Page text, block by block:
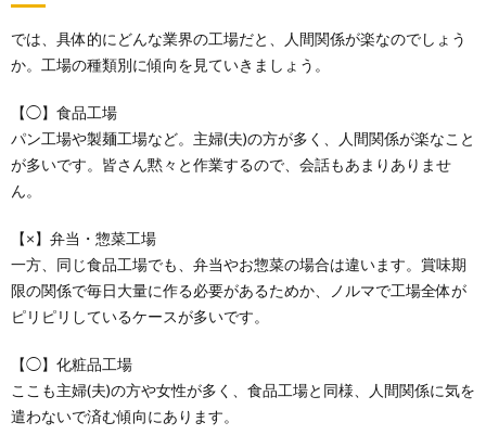
では、具体的にどんな業界の工場だと、人間関係が楽なのでしょう
か。工場の種類別に傾向を見ていきましょう。
【◯】食品工場
パン工場や製麺工場など。主婦(夫)の方が多く、人間関係が楽なこと
が多いです。皆さん黙々と作業するので、会話もあまりありませ
ん。
【×】弁当・惣菜工場
一方、同じ食品工場でも、弁当やお惣菜の場合は違います。賞味期
限の関係で毎日大量に作る必要があるためか、ノルマで工場全体が
ピリピリしているケースが多いです。
【◯】化粧品工場
ここも主婦(夫)の方や女性が多く、食品工場と同様、人間関係に気を
遣わないで済む傾向にあります。